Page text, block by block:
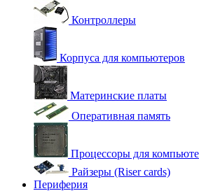
Контроллеры
Корпуса для компьютеров
Материнские платы
Оперативная память
Процессоры для
Райзеры (Riser cards)
Периферия